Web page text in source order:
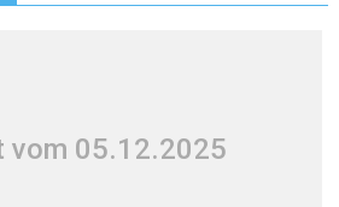
vom 05.12.2025